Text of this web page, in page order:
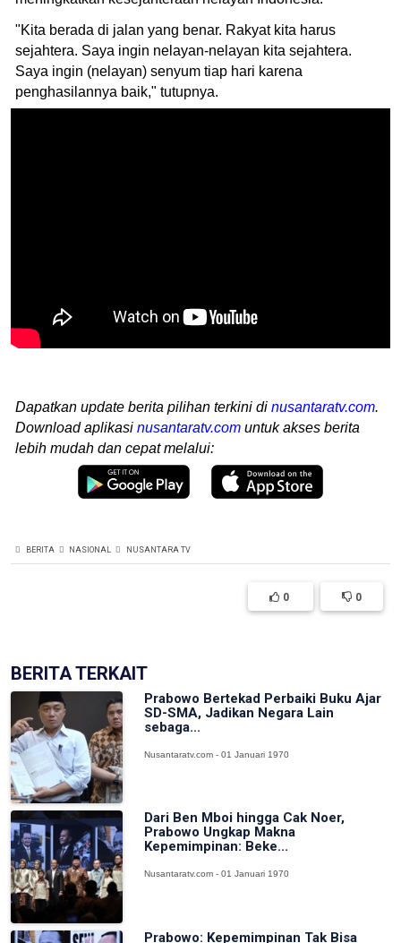
"Kita berada di jalan yang benar. Rakyat kita harus
sejahtera. Saya ingin nelayan-nelayan kita sejahtera.
Saya ingin (nelayan) senyum tiap hari karena
penghasilannya baik," tutupnya.
Dapatkan update berita pilihan terkini di nusantaratv.com.
Download aplikasi nusantaratv.com untuk akses berita
lebih mudah dan cepat melalui:
BERITA NASIONAL NUSANTARA TV
0 0
BERITA TERKAIT
Prabowo Bertekad Perbaiki Buku Ajar
SD-SMA, Jadikan Negara Lain
sebaga...
Nusantaratv.com - 01 Januari 1970
Dari Ben Mboi hingga Cak Noer,
Prabowo Ungkap Makna
Kepemimpinan: Beke...
Nusantaratv.com - 01 Januari 1970
Prabowo: Kepemimpinan Tak Bisa